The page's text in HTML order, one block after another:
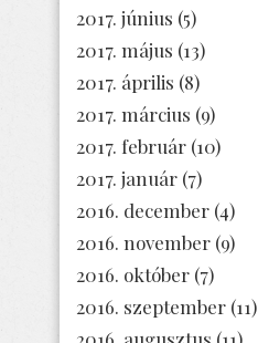
2017. június (5)
2017. május (13)
2017. április (8)
2017. március (9)
2017. február (10)
2017. január (7)
2016. december (4)
2016. november (9)
2016. október (7)
2016. szeptember (11)